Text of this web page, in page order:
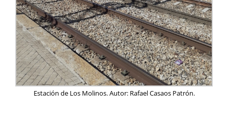
Estación de Los Molinos. Autor: Rafael Casaos Patrón.